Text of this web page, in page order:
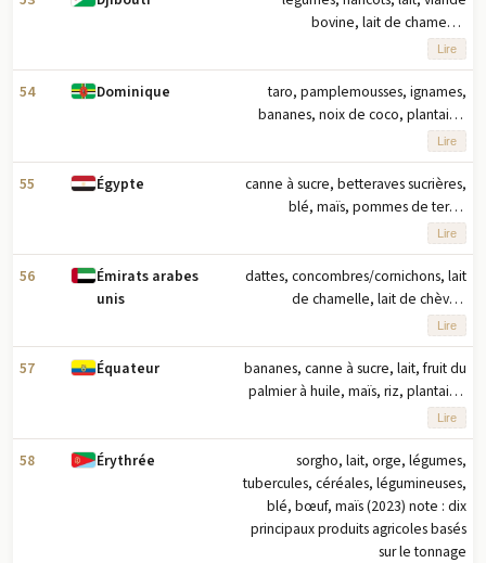
bovine, lait de chameau,
citrons/limes, viande de chèvre,
agneau/mouton, tomates, abats de
bœuf (2023) note : dix principaux
produits agricoles par tonnage
Lire
54 Dominique
taro, pamplemousses, ignames,
bananes, noix de coco, plantains,
lait, yautia, canne à sucre, oranges
(2023) note : dix principaux produits
agricoles basés sur le tonnage
Lire
55 Égypte
canne à sucre, betteraves sucrières,
blé, maïs, pommes de terre,
tomates, riz, lait, oignons, oranges
(2023) note : dix principaux produits
agricoles basés sur le tonnage
Lire
56
Émirats arabes
unis
dattes, concombres/cornichons, lait
de chamelle, lait de chèvre,
tomates, poulet, viande de chèvre,
œufs, lait, viande de chameau (2023)
note : dix principaux produits
agricoles par tonnage
Lire
57 Équateur
bananes, canne à sucre, lait, fruit du
palmier à huile, maïs, riz, plantains,
poulet, ananas, fèves de cacao
(2023) note : dix principaux produits
agricoles basés sur le tonnage
Lire
58 Érythrée
sorgho, lait, orge, légumes,
tubercules, céréales, légumineuses,
blé, bœuf, maïs (2023) note : dix
principaux produits agricoles basés
sur le tonnage